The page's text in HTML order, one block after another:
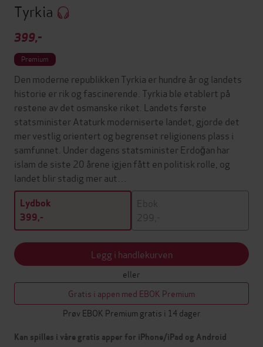
Tyrkia
399,-
Premium
Den moderne republikken Tyrkia er hundre år og landets
historie er rik og fascinerende. Tyrkia ble etablert på
restene av det osmanske riket. Landets første
statsminister Ataturk moderniserte landet, gjorde det
mer vestlig orientert og begrenset religionens plass i
samfunnet. Under dagens statsminister Erdoğan har
islam de siste 20 årene igjen fått en politisk rolle, og
landet blir stadig mer aut…
Lydbok
399,-
Ebok
299,-
Legg i handlekurven
eller
Gratis i appen med EBOK Premium
Prøv EBOK Premium gratis i 14 dager
Kan spilles i våre gratis apper for iPhone/iPad og Android